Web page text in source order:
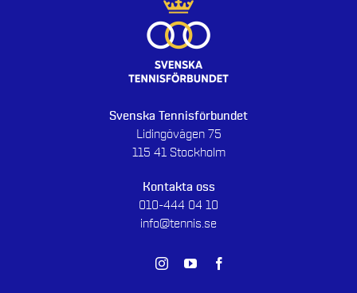
Svenska Tennisförbundet
Lidingövägen 75
115 41 Stockholm
Kontakta oss
010-444 04 10
info@tennis.se